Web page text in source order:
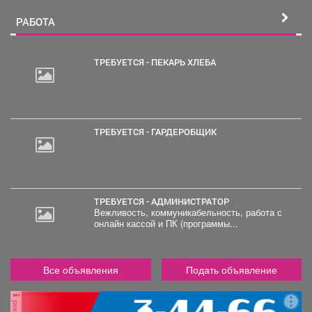
большой гараж. Если вас
заинтересовало наше
покажем и ответим на
интересующие вас
вопросы, торг при осмтре
РАБОТА
ТРЕБУЕТСЯ - ПЕКАРЬ ХЛЕБА
ТРЕБУЕТСЯ - ГАРДЕРОБЩИК
ТРЕБУЕТСЯ - АДМИНИСТРАТОР
Вежливость, коммуникабельность, работа с
онлайн кассой и ПК (программы...
Все объявления Подать объявление